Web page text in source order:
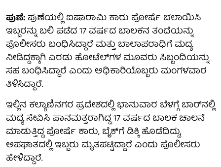
ಪುಣೆ:ಪುಣೆಯಲ್ಲಿ ಐಷಾರಾಮಿ ಕಾರು ಪೋರ್ಷೆ ಚಲಾಯಿಸಿ
ಇಬ್ಬರನ್ನು ಬಲಿ ಪಡೆದ 17 ವರ್ಷದ ಬಾಲಕನ ತಂದೆಯನ್ನು
ಪೊಲೀಸರು ಬಂಧಿಸಿದ್ದಾರೆ ಮತ್ತು ಬಾಲಾಪರಾಧಿಗೆ ಮದ್ಯ
ನೀಡಿದ್ದಕ್ಕಾಗಿ ಎರಡು ಹೋಟೆಲ್‌ಗಳ ಮೂವರು ಸಿಬ್ಬಂದಿಯನ್ನು
ಸಹ ಬಂಧಿಸಿದ್ದಾರೆ ಎಂದು ಅಧಿಕಾರಿಯೊಬ್ಬರು ಮಂಗಳವಾರ
ತಿಳಿಸಿದ್ದಾರೆ.
ಇಲ್ಲಿನ ಕಲ್ಯಾಣಿನಗರ ಪ್ರದೇಶದಲ್ಲಿ ಭಾನುವಾರ ಬೆಳಗ್ಗೆ ಬಾರ್‌ನಲ್ಲಿ
ಮದ್ಯ ಸೇವಿಸಿ ಪಾನಮತ್ತರಾಗಿದ್ದ 17 ವರ್ಷದ ಬಾಲಕ ಚಾಲನೆ
ಮಾಡುತ್ತಿದ್ದ ಪೋರ್ಷೆ ಕಾರು, ಬೈಕ್‌ಗೆ ಡಿಕ್ಕಿ ಹೊಡೆದಿದ್ದು,
ಅಪಘಾತದಲ್ಲಿ ಇಬ್ಬರು ಮೃತಪಟ್ಟಿದ್ದಾರೆ ಎಂದು ಪೊಲೀಸರು
ಹೇಳಿದ್ದಾರೆ.